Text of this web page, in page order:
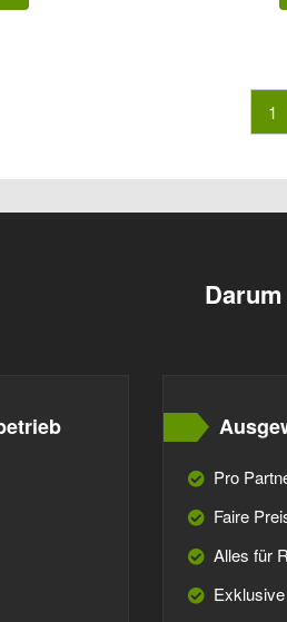
1
Pro
Faire
Alles für